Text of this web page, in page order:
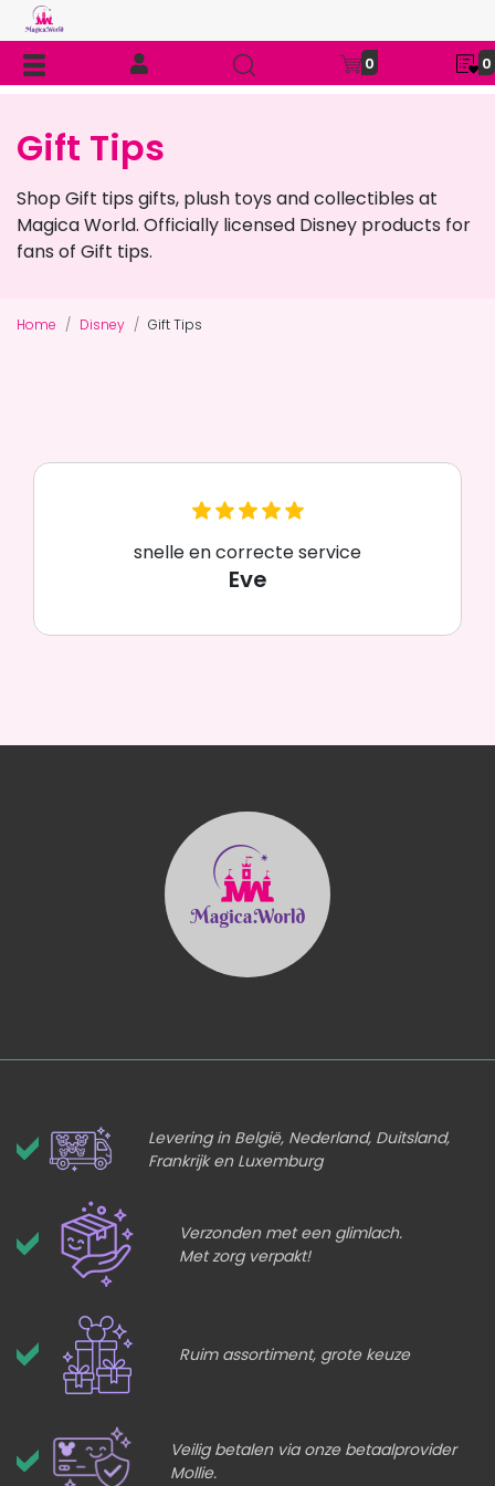
0 0
Gift Tips
Shop Gift tips gifts, plush toys and collectibles at
Magica World. Officially licensed Disney products for
fans of Gift tips.
Home Disney Gift Tips
snelle en correcte service
Eve
Levering in België, Nederland, Duitsland,
Frankrijk en Luxemburg
Verzonden met een glimlach.
Met zorg verpakt!
Ruim assortiment, grote keuze
Veilig betalen via onze betaalprovider
Mollie.